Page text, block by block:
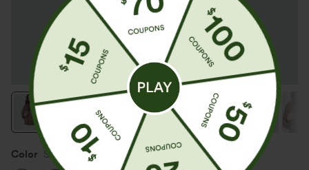
Color Shitake